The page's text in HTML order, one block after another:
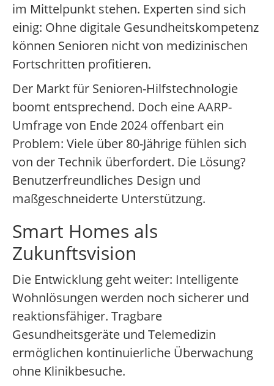
im Mittelpunkt stehen. Experten sind sich
einig: Ohne digitale Gesundheitskompetenz
können Senioren nicht von medizinischen
Fortschritten profitieren.
Der Markt für Senioren-Hilfstechnologie
boomt entsprechend. Doch eine AARP-
Umfrage von Ende 2024 offenbart ein
Problem: Viele über 80-Jährige fühlen sich
von der Technik überfordert. Die Lösung?
Benutzerfreundliches Design und
maßgeschneiderte Unterstützung.
Smart Homes als
Zukunftsvision
Die Entwicklung geht weiter: Intelligente
Wohnlösungen werden noch sicherer und
reaktionsfähiger. Tragbare
Gesundheitsgeräte und Telemedizin
ermöglichen kontinuierliche Überwachung
ohne Klinikbesuche.